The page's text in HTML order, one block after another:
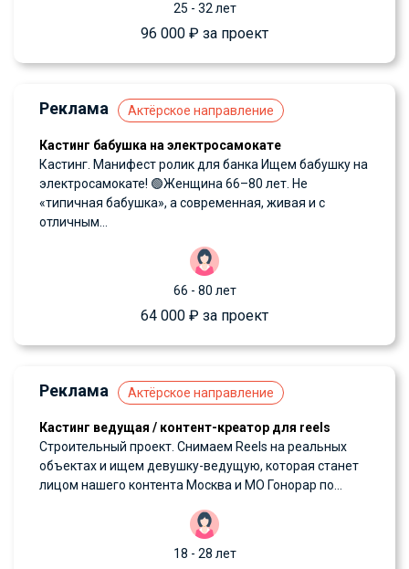
25 - 32 лет
96 000 ₽ за проект
Реклама Актёрское направление
Кастинг бабушка на электросамокате
Кастинг. Манифест ролик для банка Ищем бабушку на
электросамокате! 🟢Женщина 66–80 лет. Не
«типичная бабушка», а современная, живая и с
отличным...
66 - 80 лет
64 000 ₽ за проект
Реклама Актёрское направление
Кастинг ведущая / контент-креатор для reels
Строительный проект. Снимаем Reels на реальных
объектах и ищем девушку-ведущую, которая станет
лицом нашего контента Москва и МО Гонорар по...
18 - 28 лет